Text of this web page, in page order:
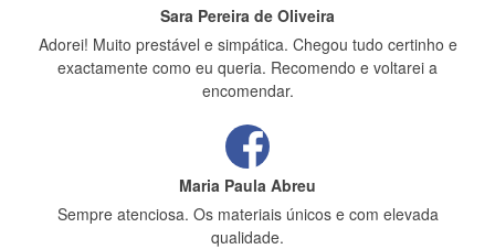
Sara Pereira de Oliveira
Adorei! Muito prestável e simpática. Chegou tudo certinho e
exactamente como eu queria. Recomendo e voltarei a
encomendar.
Maria Paula Abreu
Sempre atenciosa. Os materiais únicos e com elevada
qualidade.